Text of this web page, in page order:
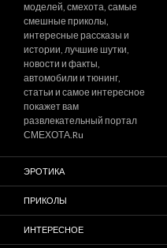
моделей, смехота, самые
смешные приколы,
интересные рассказы и
истории, лучшие шутки,
новости и факты,
автомобили и тюнинг,
статьи и самое интересное
покажет вам
развлекательный портал
СМЕХОТА.Ru
ЭРОТИКА
ПРИКОЛЫ
ИНТЕРЕСНОЕ